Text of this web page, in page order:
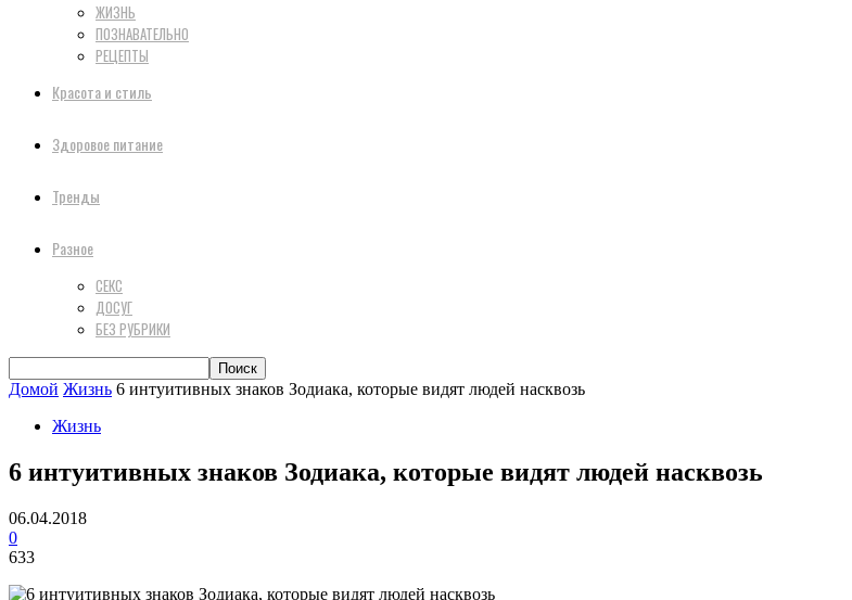
ЖИЗНЬ
ПОЗНАВАТЕЛЬНО
РЕЦЕПТЫ
Красота и стиль
Здоровое питание
Тренды
Разное
СЕКС
ДОСУГ
БЕЗ РУБРИКИ
Домой Жизнь 6 интуитивных знаков Зодиака, которые видят людей насквозь
Жизнь
6 интуитивных знаков Зодиака, которые видят людей насквозь
06.04.2018
0
633